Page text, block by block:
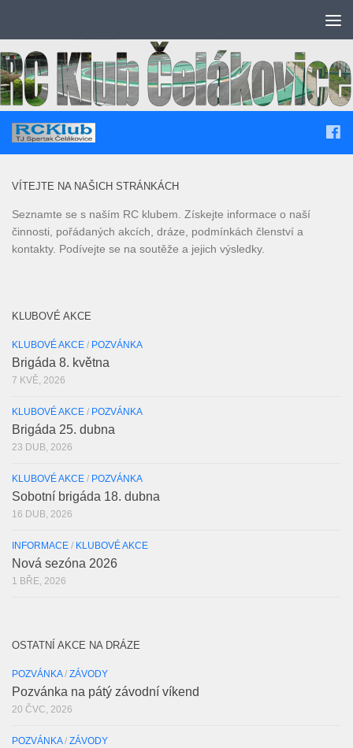
VÍTEJTE NA NAŠICH STRÁNKÁCH
Seznamte se s naším RC klubem. Získejte informace o naší
činnosti, pořádaných akcích, dráze, podmínkách členství a
kontakty. Podívejte se na soutěže a jejich výsledky.
KLUBOVÉ AKCE
KLUBOVÉ AKCE / POZVÁNKA
Brigáda 8. května
7 KVĚ, 2026
KLUBOVÉ AKCE / POZVÁNKA
Brigáda 25. dubna
23 DUB, 2026
KLUBOVÉ AKCE / POZVÁNKA
Sobotní brigáda 18. dubna
16 DUB, 2026
INFORMACE / KLUBOVÉ AKCE
Nová sezóna 2026
1 BŘE, 2026
OSTATNÍ AKCE NA DRÁZE
POZVÁNKA/ ZÁVODY
Pozvánka na pátý závodní víkend
20 ČVC, 2026
POZVÁNKA/ ZÁVODY